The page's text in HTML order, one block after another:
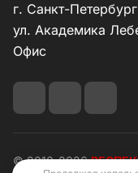
г. Санкт-Петербург
ул. Академика
Офис
© 2010-2026